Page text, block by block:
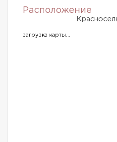
Расположение
загрузка карты...